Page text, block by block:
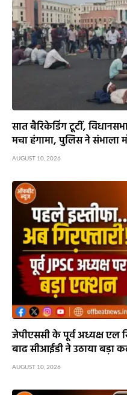
सात बैरिकेडिंग टूटीं,
मचा हंगामा, पुलिस ने संभाला
AUGUST 10, 2026
जेपीएससी के पूर्व अध्यक्ष एल
बाद सीआईडी ने उठाया बड़ा
AUGUST 10, 2026